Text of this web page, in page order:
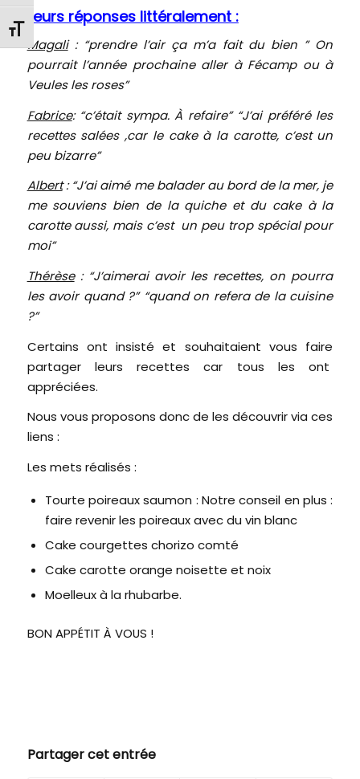
Changer la taille de la police
Leurs réponses littéralement :
Magali: “prendre l’air ça m’a fait du bien ” On
pourrait l’année prochaine aller à Fécamp ou à
Veules les roses”
Fabrice: “c’était sympa. À refaire” “J’ai préféré les
recettes salées ,car le cake à la carotte, c’est un
peu bizarre”
Albert: “J’ai aimé me balader au bord de la mer, je
me souviens bien de la quiche et du cake à la
carotte aussi, mais c’est un peu trop spécial pour
moi”
Thérèse: “J’aimerai avoir les recettes, on pourra
les avoir quand ?” “quand on refera de la cuisine
?”
Certains ont insisté et souhaitaient vous faire
partager leurs recettes car tous les ont
appréciées.
Nous vous proposons donc de les découvrir via ces
liens :
Les mets réalisés :
Tourte poireaux saumon : Notre conseil en plus :
faire revenir les poireaux avec du vin blanc
Cake courgettes chorizo comté
Cake carotte orange noisette et noix
Moelleux à la rhubarbe.
BON APPÉTIT À VOUS !
Partager cet entrée